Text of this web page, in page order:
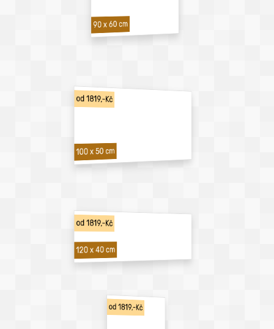
90 x 60 cm
od 1819,-Kč
100 x 50 cm
od 1819,-Kč
120 x 40 cm
od 1819,-Kč